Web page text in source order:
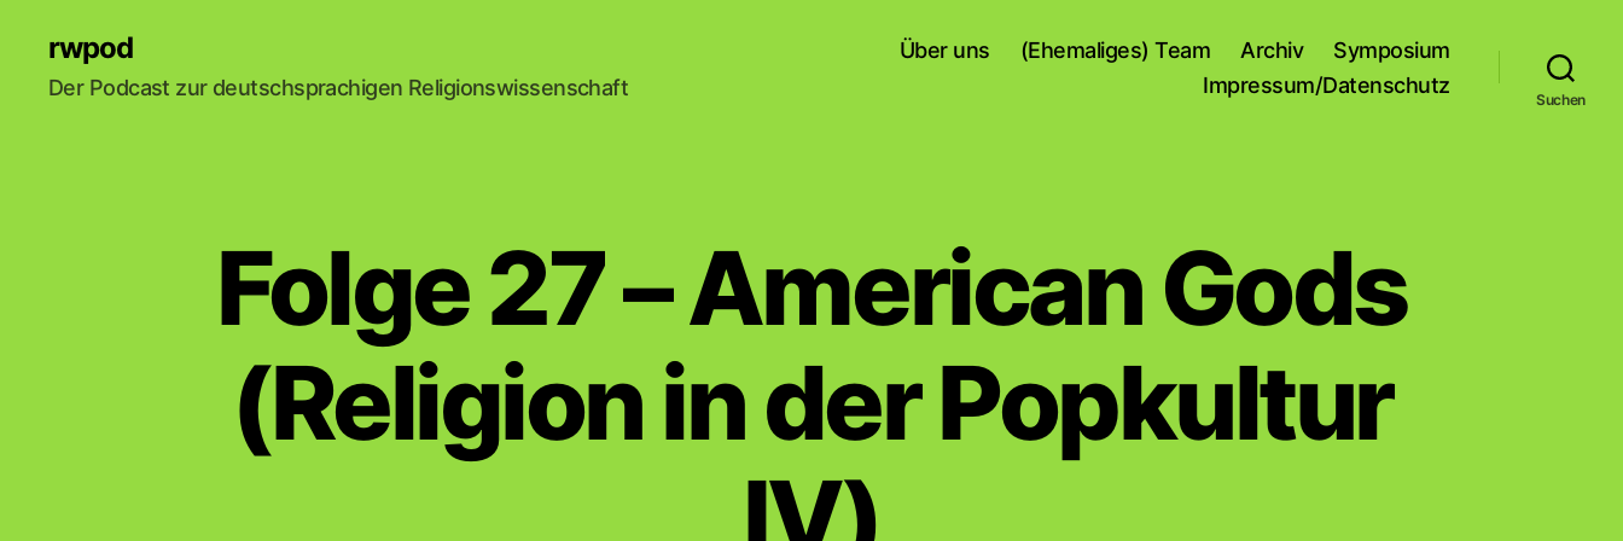
rwpod
Der Podcast zur deutschsprachigen Religionswissenschaft
Über uns (Ehemaliges) Team Archiv
Symposium
Impressum/Datenschutz
Suchen
Folge 27 – American Gods
(Religion in der Popkultur